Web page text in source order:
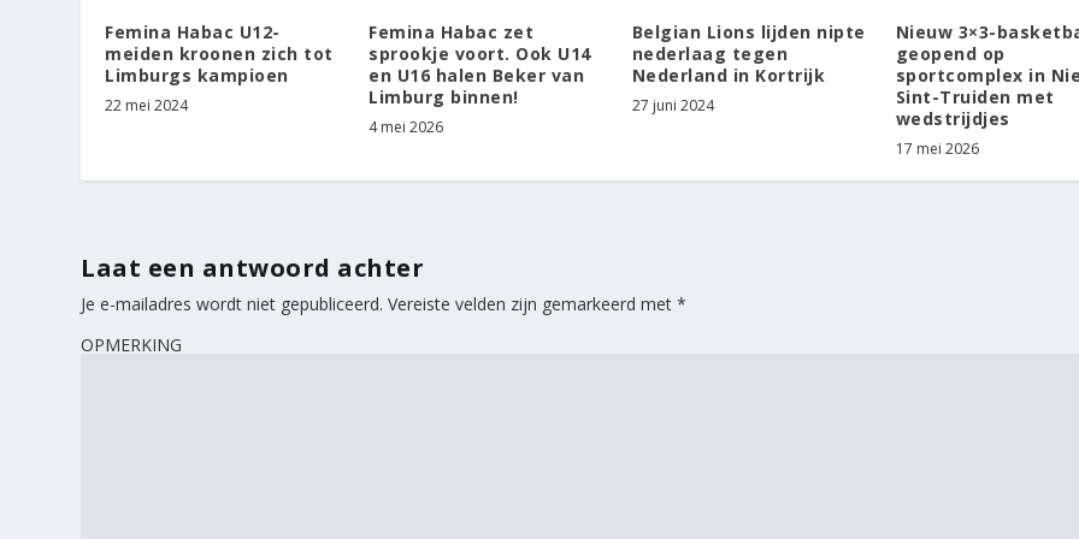
Femina Habac U12-
meiden kroonen zich tot
Limburgs kampioen
22 mei 2024
Femina Habac zet
sprookje voort. Ook U14
en U16 halen Beker van
Limburg binnen!
4 mei 2026
Belgian Lions lijden nipte
nederlaag tegen
Nederland in Kortrijk
27 juni 2024
Nieuw 3×3-
geopend op
sportcomplex in
Sint-Truiden met
wedstrijdjes
17 mei 2026
Laat een antwoord achter
Je e-mailadres wordt niet gepubliceerd. Vereiste velden zijn gemarkeerd met*
OPMERKING